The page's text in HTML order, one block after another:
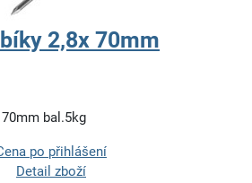
2,8x 70mm
bal.5kg
po přihlášení
Detail zboží